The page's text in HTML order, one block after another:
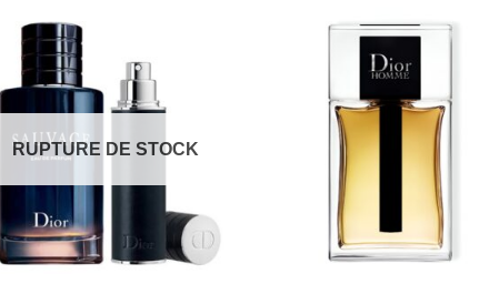
RUPTURE DE STOCK